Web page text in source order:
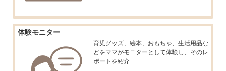
体験モニター
育児グッズ、絵本、おもちゃ、生活用品な
どをママがモニターとして体験し、そのレ
ポートを紹介